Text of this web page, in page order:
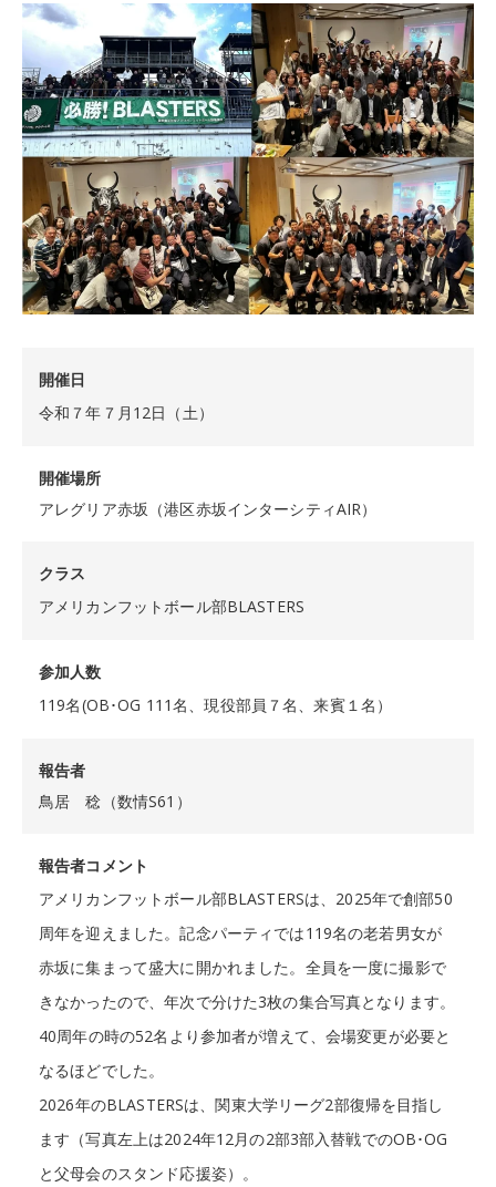
開催日
令和７年７月12日（土）
開催場所
アレグリア赤坂（港区赤坂インターシティAIR）
クラス
アメリカンフットボール部BLASTERS
参加人数
119名(OB･OG 111名、現役部員７名、来賓１名）
報告者
鳥居 稔（数情S61）
報告者コメント
アメリカンフットボール部BLASTERSは、2025年で創部50
周年を迎えました。記念パーティでは119名の老若男女が
赤坂に集まって盛大に開かれました。全員を一度に撮影で
きなかったので、年次で分けた3枚の集合写真となります。
40周年の時の52名より参加者が増えて、会場変更が必要と
なるほどでした。
2026年のBLASTERSは、関東大学リーグ2部復帰を目指し
ます（写真左上は2024年12月の2部3部入替戦でのOB･OG
と父母会のスタンド応援姿）。